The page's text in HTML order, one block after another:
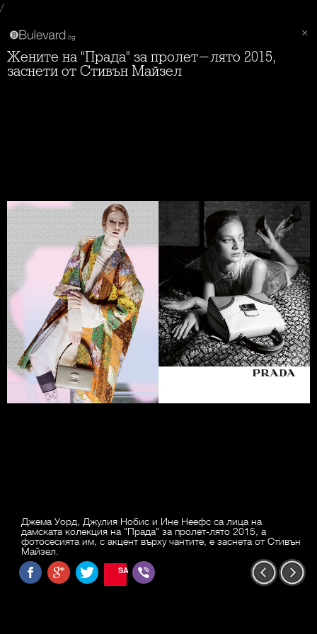
/
Жените на "Прада" за пролет-лято 2015,
заснети от Стивън Майзел
Джема Уорд, Джулия Нобис и Ине Неефс са лица на
дамската колекция на "Прада" за пролет-лято 2015, а
фотосесията им, с акцент върху чантите, е заснета от Стивън
Майзел.
SAVE